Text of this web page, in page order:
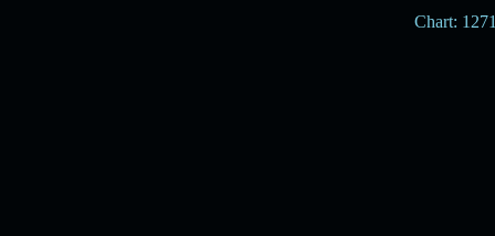
Chart: